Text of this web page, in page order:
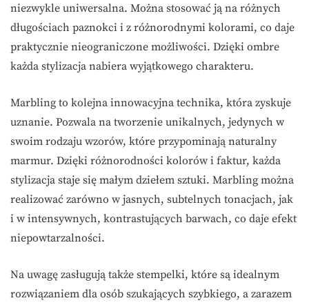
niezwykle uniwersalna. Można stosować ją na różnych
długościach paznokci i z różnorodnymi kolorami, co daje
praktycznie nieograniczone możliwości. Dzięki ombre
każda stylizacja nabiera wyjątkowego charakteru.
Marbling to kolejna innowacyjna technika, która zyskuje
uznanie. Pozwala na tworzenie unikalnych, jedynych w
swoim rodzaju wzorów, które przypominają naturalny
marmur. Dzięki różnorodności kolorów i faktur, każda
stylizacja staje się małym dziełem sztuki. Marbling można
realizować zarówno w jasnych, subtelnych tonacjach, jak
i w intensywnych, kontrastujących barwach, co daje efekt
niepowtarzalności.
Na uwagę zasługują także stempelki, które są idealnym
rozwiązaniem dla osób szukających szybkiego, a zarazem